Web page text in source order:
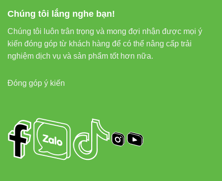
Chúng tôi lắng nghe bạn!
Chúng tôi luôn trân trọng và mong đợi nhận được mọi ý
kiến đóng góp từ khách hàng để có thể nâng cấp trải
nghiệm dịch vụ và sản phẩm tốt hơn nữa.
Đóng góp ý kiến